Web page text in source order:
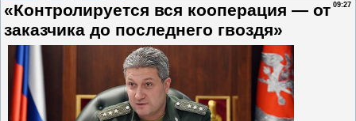
09:27
«Контролируется вся кооперация — от
заказчика до последнего гвоздя»